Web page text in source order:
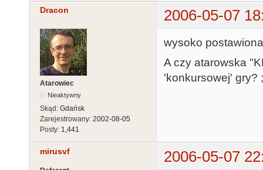
Dracon 2006-05-07
Atarowiec
Nieaktywny
Skąd: Gdańsk
Zarejestrowany: 2002-08-05
Posty: 1,441
wysoko
A czy atarowska
'konkursowej' gry?
mirusvf 2006-05-07